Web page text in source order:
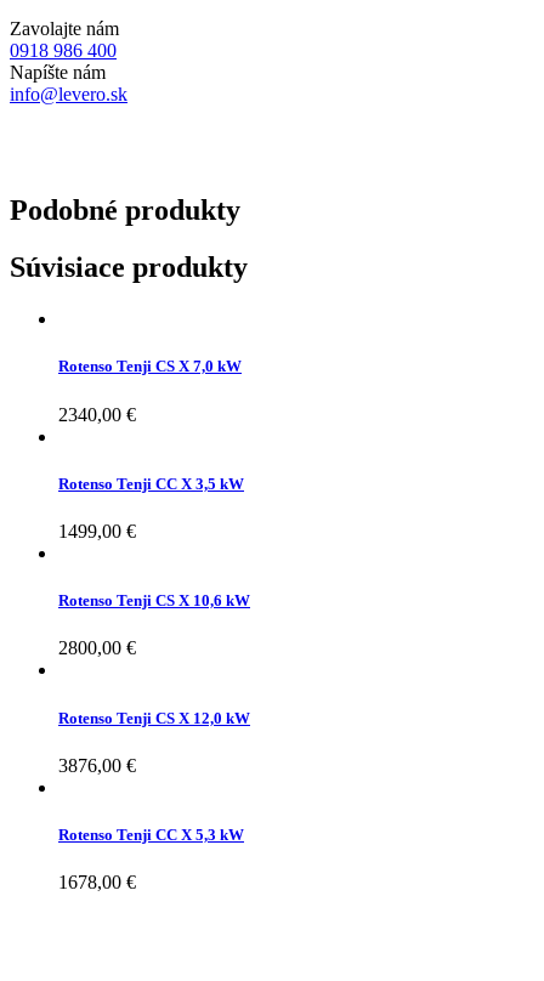
Zavolajte nám
0918 986 400
Napíšte nám
info@levero.sk
Podobné produkty
Súvisiace produkty
Rotenso Tenji CS X 7,0 kW
2340,00 €
Rotenso Tenji CC X 3,5 kW
1499,00 €
Rotenso Tenji CS X 10,6 kW
2800,00 €
Rotenso Tenji CS X 12,0 kW
3876,00 €
Rotenso Tenji CC X 5,3 kW
1678,00 €